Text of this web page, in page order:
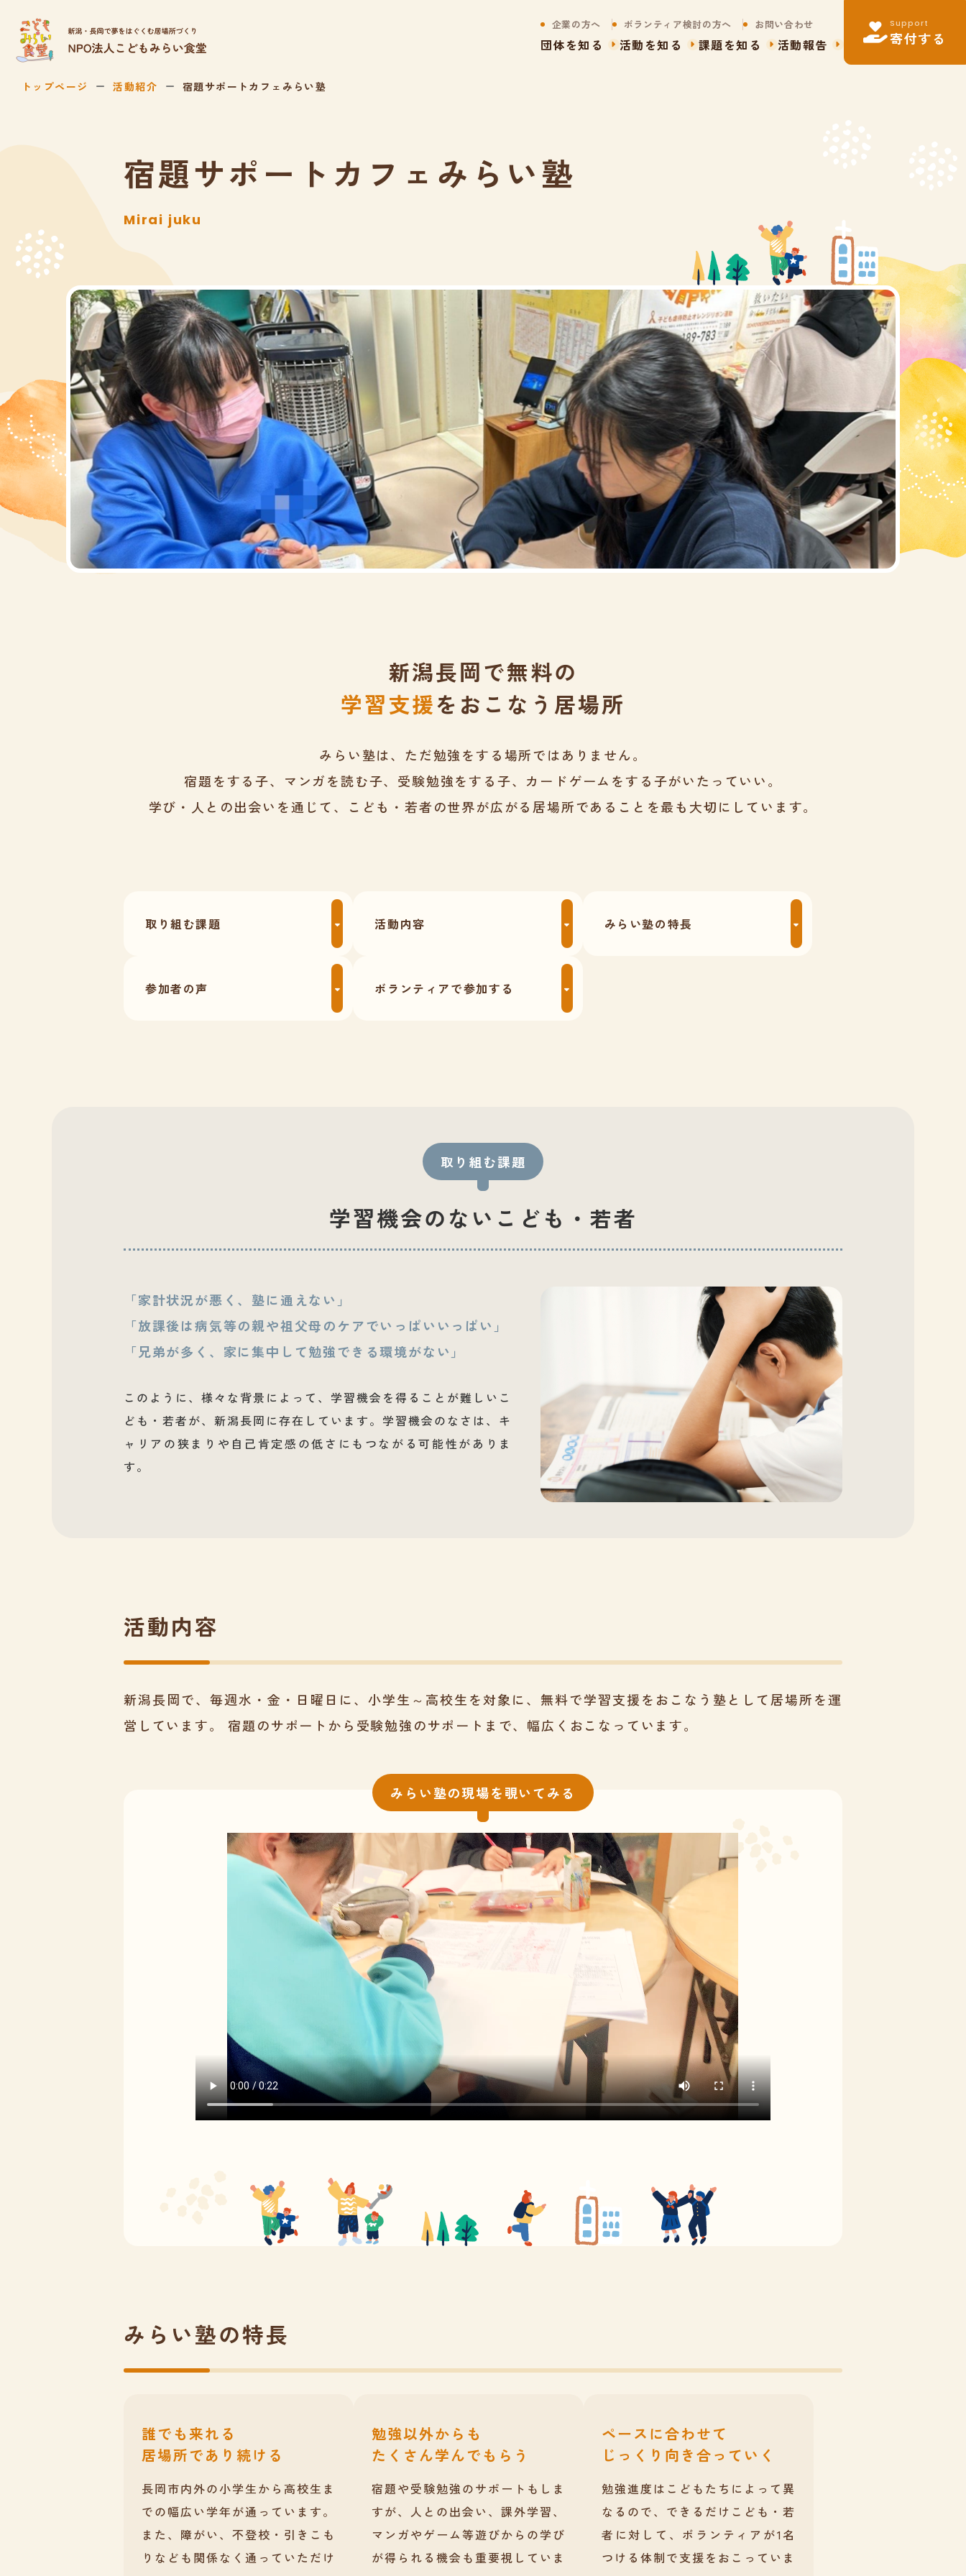
トップページ 活動紹介 宿題サポートカフェみらい塾
宿題サポートカフェみらい塾
Mirai juku
企業の方へ ボランティア検討の方へ お問い合わせ
団体を知る 活動を知る 課題を知る 活動報告
Support
寄付する
新潟長岡で無料の
学習支援をおこなう居場所
みらい塾は、ただ勉強をする場所ではありません。
宿題をする子、マンガを読む子、受験勉強をする子、カードゲームをする子がいたっていい。
学び・人との出会いを通じて、こども・若者の世界が広がる居場所であることを最も大切にしています。
取り組む課題 活動内容 みらい塾の特長
参加者の声 ボランティアで参加する
取り組む課題
学習機会のないこども・若者
「家計状況が悪く、塾に通えない」
「放課後は病気等の親や祖父母のケアでいっぱいいっぱい」
「兄弟が多く、家に集中して勉強できる環境がない」
このように、様々な背景によって、学習機会を得ることが難しいこ
ども・若者が、新潟長岡に存在しています。学習機会のなさは、キ
ャリアの狭まりや自己肯定感の低さにもつながる可能性がありま
す。
活動内容
新潟長岡で、毎週水・金・日曜日に、小学生～高校生を対象に、無料で学習支援をおこなう塾として居場所を運
営しています。 宿題のサポートから受験勉強のサポートまで、幅広くおこなっています。
みらい塾の現場を覗いてみる
みらい塾の特長
誰でも来れる
居場所であり続ける
長岡市内外の小学生から高校生ま
での幅広い学年が通っています。
また、障がい、不登校・引きこも
りなども関係なく通っていただけ
勉強以外からも
たくさん学んでもらう
宿題や受験勉強のサポートもしま
すが、人との出会い、課外学習、
マンガやゲーム等遊びからの学び
が得られる機会も重要視していま
ペースに合わせて
じっくり向き合っていく
勉強進度はこどもたちによって異
なるので、できるだけこども・若
者に対して、ボランティアが1名
つける体制で支援をおこっていま